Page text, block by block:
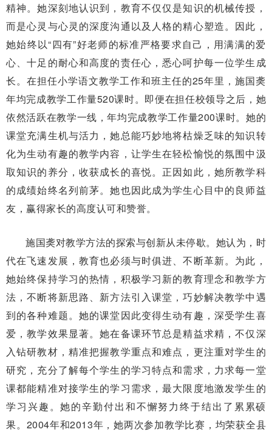
精神。她深刻地认识到，教育不仅仅是知识的机械传授，
而是心灵与心灵的深度沟通以及人格的精心塑造。因此，
她始终以“四有”好老师的标准严格要求自己，用满满的爱
心、十足的耐心和高度的责任心，悉心呵护每一位学生成
长。在担任小学语文教学工作和班主任的25年里，施国䶮
年均完成教学工作量520课时。即便在担任校领导之后，她
依然活跃在教学一线，年均完成教学工作量200课时。她的
课堂充满生机与活力，她总能巧妙地将枯燥乏味的知识转
化为生动有趣的教学内容，让学生在轻松愉悦的氛围中汲
取知识的养分，收获成长的喜悦。正因如此，她所教学科
的成绩始终名列前茅。她也因此成为学生心目中的良师益
友，赢得家长的高度认可和赞誉。
施国䶮对教学方法的探索与创新从未停歇。她认为，时
代在飞速发展，教育也必须与时俱进、不断革新。为此，
她始终保持学习的热情，积极学习新的教育理念和教学方
法，不断将新思路、新方法引入课堂，巧妙解决教学中遇
到的各种难题。她的课堂因此变得生动有趣，深受学生喜
爱，教学效果显著。她在备课环节总是精益求精，不仅深
入钻研教材，精准把握教学重点和难点，更注重对学生的
研究，充分了解每个学生的学习特点和需求，力求每一堂
课都能精准对接学生的学习需求，最大限度地激发学生的
学习兴趣。她的辛勤付出和不懈努力终于结出了累累硕
果。2004年和2013年，她两次参加教学比赛，均荣获全县